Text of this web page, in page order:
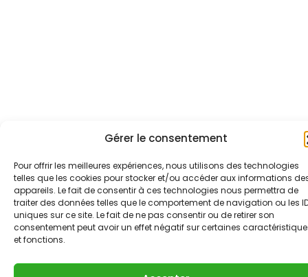
Gérer le consentement
Pour offrir les meilleures expériences, nous utilisons des technologies
telles que les cookies pour stocker et/ou accéder aux informations
appareils. Le fait de consentir à ces technologies nous permettra de
traiter des données telles que le comportement de navigation ou les
uniques sur ce site. Le fait de ne pas consentir ou de retirer son
consentement peut avoir un effet négatif sur certaines
et fonctions.